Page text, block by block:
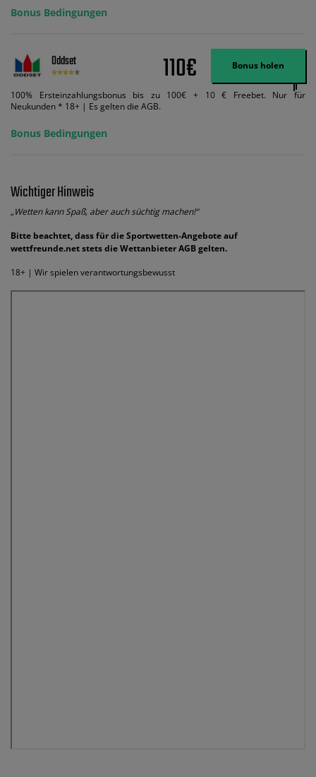
Bonus Bedingungen
Oddset 110€ Bonus holen
100% Ersteinzahlungsbonus bis zu 100€ + 10 € Freebet. Nur für
Neukunden * 18+ | Es gelten die AGB.
Bonus Bedingungen
Wichtiger Hinweis
„Wetten kann Spaß, aber auch süchtig machen!“
Bitte beachtet, dass für die Sportwetten-Angebote auf
wettfreunde.net stets die Wettanbieter AGB gelten.
18+ | Wir spielen verantwortungsbewusst